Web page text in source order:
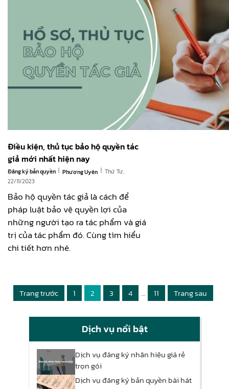
Điều kiện, thủ tục bảo hộ quyền tác
giả mới nhất hiện nay
Đăng ký bản quyền | Phương Uyên | Thứ Tư,
22/11/2023
Bảo hộ quyền tác giả là cách để
pháp luật bảo vệ quyền lợi của
những người tạo ra tác phẩm và giá
trị của tác phẩm đó. Cùng tìm hiểu
chi tiết hơn nhé.
Trang trước 1 2 3 4 … 11 Trang sau
Dịch vụ nổi bật
Dịch vụ đăng ký nhãn hiệu giá rẻ
trọn gói
Dịch vụ đăng ký bản quyền bài hát